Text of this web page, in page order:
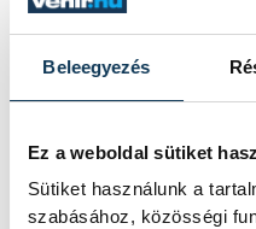
Beleegyezés
Ez a weboldal sütiket
Sütiket használunk a
szabásához, közösségi
sikerült.
kultúra